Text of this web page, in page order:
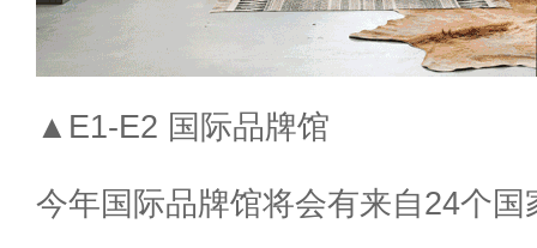
▲E1-E2 国际品牌馆
今年国际品牌馆将会有来自24个